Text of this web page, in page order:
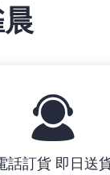
話訂貨 即日送